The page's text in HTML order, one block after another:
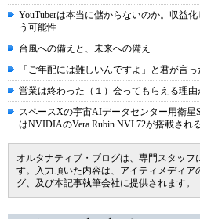
YouTuberは本当に儲からないのか。収益
う可能性
台風への備えと、未来への備え
「ご年配には難しいんですよ」と君が言
営業は終わった（１）会ってもらえる理由
スペースXの宇宙AIデータセンター用衛星
はNVIDIAのVera Rubin NVL72が搭載され
オルタナティブ・ブログは、専門スタッフ
す。入力頂いた内容は、アイティメディア
グ、及び本記事執筆会社に提供されます。